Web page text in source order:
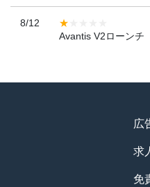
8/12
Avantis V2ローンチ
広
求
免